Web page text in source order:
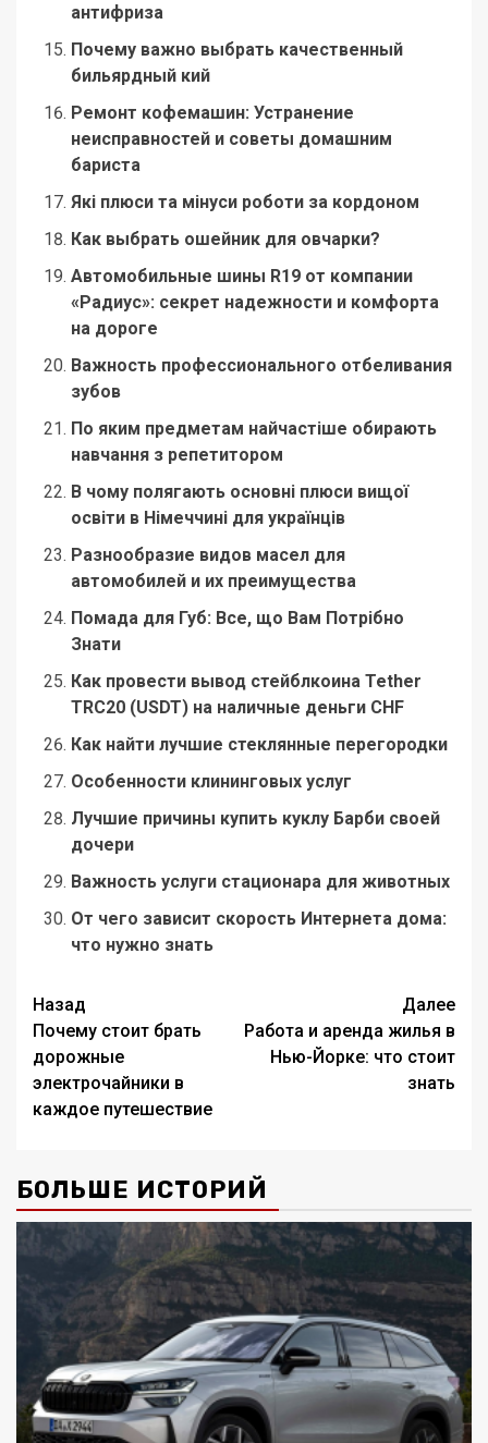
антифриза
Почему важно выбрать качественный
бильярдный кий
Ремонт кофемашин: Устранение
неисправностей и советы домашним
бариста
Які плюси та мінуси роботи за кордоном
Как выбрать ошейник для овчарки?
Автомобильные шины R19 от компании
«Радиус»: секрет надежности и комфорта
на дороге
Важность профессионального отбеливания
зубов
По яким предметам найчастіше обирають
навчання з репетитором
В чому полягають основні плюси вищої
освіти в Німеччині для українців
Разнообразие видов масел для
автомобилей и их преимущества
Помада для Губ: Все, що Вам Потрібно
Знати
Как провести вывод стейблкоина Tether
TRC20 (USDT) на наличные деньги CHF
Как найти лучшие стеклянные перегородки
Особенности клининговых услуг
Лучшие причины купить куклу Барби своей
дочери
Важность услуги стационара для животных
От чего зависит скорость Интернета дома:
что нужно знать
Навигация
записи
Назад
Почему стоит брать
дорожные
электрочайники в
каждое путешествие
Далее
Работа и аренда жилья в
Нью-Йорке: что стоит
знать
БОЛЬШЕ ИСТОРИЙ